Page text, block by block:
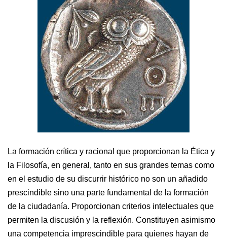
La formación crítica y racional que proporcionan la Ética y
la Filosofía, en general, tanto en sus grandes temas como
en el estudio de su discurrir histórico no son un añadido
prescindible sino una parte fundamental de la formación
de la ciudadanía. Proporcionan criterios intelectuales que
permiten la discusión y la reflexión. Constituyen asimismo
una competencia imprescindible para quienes hayan de